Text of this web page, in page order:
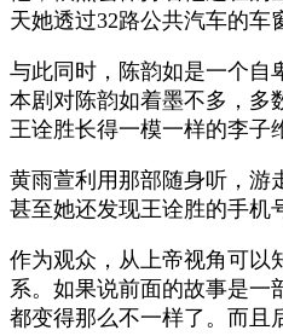
天她透过32路公共汽车的
与此同时，陈韵如是一个自
本剧对陈韵如着墨不多，多
王诠胜长得一模一样的李
黄雨萱利用那部随身听，游
甚至她还发现王诠胜的手机
作为观众，从上帝视角可以
系。如果说前面的故事是一
都变得那么不一样了。而且